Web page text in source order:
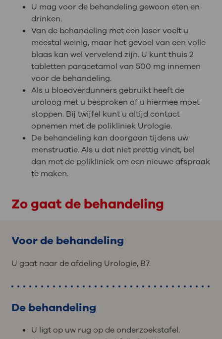
U mag voor de behandeling gewoon eten en
drinken.
Van de behandeling met een laser voelt u
meestal weinig, maar het gevoel van een volle
blaas kan wel vervelend zijn. U kunt thuis 2
tabletten paracetamol van 500 mg innemen
voor de behandeling.
Als u bloedverdunners gebruikt heeft de
uroloog met u besproken of u hiermee moet
stoppen. Bij twijfel kunt u altijd contact
opnemen met de polikliniek Urologie.
De behandeling kan doorgaan tijdens uw
menstruatie. Als u dat niet prettig vindt, bel
dan met de polikliniek om een nieuwe afspraak
te maken.
Zo gaat de behandeling
Voor de behandeling
U gaat naar de afdeling Urologie, B7.
De behandeling
U ligt op uw rug op de onderzoekstafel.